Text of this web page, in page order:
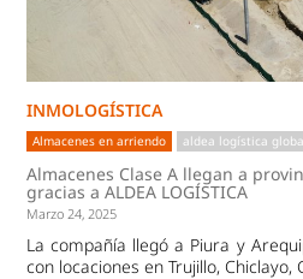
INMOLOGÍSTICA
Almacenes en arriendo aldea logística
Almacenes Clase A llegan a
gracias a ALDEA LOGÍSTICA
Marzo 24, 2025
La compañía llegó a Piura y
con locaciones en Trujillo, Chiclayo,